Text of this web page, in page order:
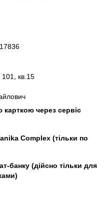
кв.15
через сервіс
Complex (тільки по
банку (дійсно тільки для